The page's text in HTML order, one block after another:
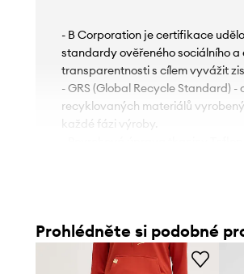
- B Corporation je certifikace
standardy ověřeného sociálního
transparentnosti s cílem vyvážit
- GRS (Global Recycle Standard)
recyklovaných materiálů
každé fázi výroby.
perfluorovaných chemikálií
- 4 Way Stretch je vysoce
svojí elasticitě a rozpínavosti do
pohyb uživatele.
Prohlédněte si podobné